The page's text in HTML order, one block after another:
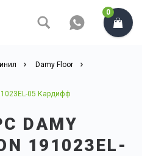
0
Damy Floor
05 Кардифф
DAMY
191023EL-